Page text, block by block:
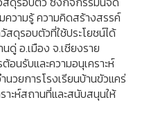
วามรู้ ความคิดสร้างสรรค์
สดุรอบตัวที่ใช้ประโยชน์ได้
ดู่ อ.เมือง จ.เชียงราย
อนรับและความอนุเคราะห์
ยการโรงเรียนบ้านขัวแคร่
าะห์สถานที่และสนับสนุนให้